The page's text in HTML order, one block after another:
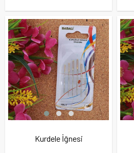
Kurdele İğnesi